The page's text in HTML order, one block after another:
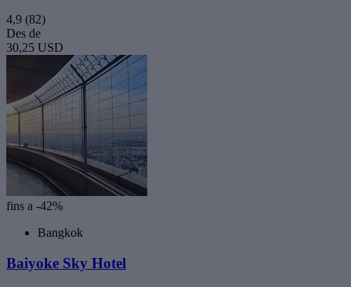
4,9 (82)
Des de
30,25 USD
fins a -42%
Bangkok
Baiyoke Sky Hotel